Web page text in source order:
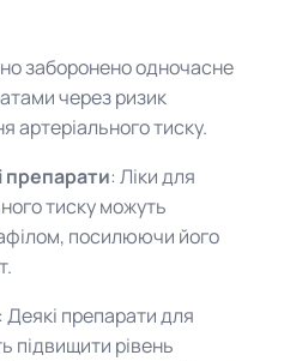
заборонено одночасне
через ризик
артеріального тиску.
препарати: Ліки для
тиску можуть
посилюючи його
: Деякі препарати для
підвищити рівень